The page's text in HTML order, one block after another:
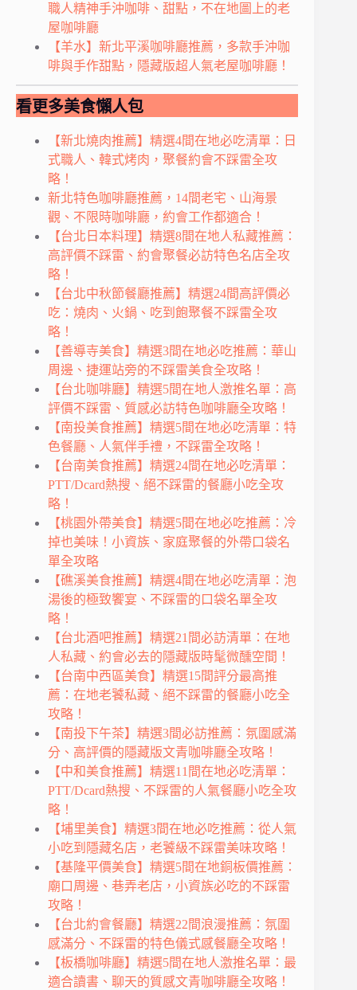
職人精神手沖咖啡、甜點，不在地圖上的老
屋咖啡廳
【羊水】新北平溪咖啡廳推薦，多款手沖咖
啡與手作甜點，隱藏版超人氣老屋咖啡廳！
看更多美食懶人包
【新北燒肉推薦】精選4間在地必吃清單：日
式職人、韓式烤肉，聚餐約會不踩雷全攻
略！
新北特色咖啡廳推薦，14間老宅、山海景
觀、不限時咖啡廳，約會工作都適合！
【台北日本料理】精選8間在地人私藏推薦：
高評價不踩雷、約會聚餐必訪特色名店全攻
略！
【台北中秋節餐廳推薦】精選24間高評價必
吃：燒肉、火鍋、吃到飽聚餐不踩雷全攻
略！
【善導寺美食】精選3間在地必吃推薦：華山
周邊、捷運站旁的不踩雷美食全攻略！
【台北咖啡廳】精選5間在地人激推名單：高
評價不踩雷、質感必訪特色咖啡廳全攻略！
【南投美食推薦】精選5間在地必吃清單：特
色餐廳、人氣伴手禮，不踩雷全攻略！
【台南美食推薦】精選24間在地必吃清單：
PTT/Dcard熱搜、絕不踩雷的餐廳小吃全攻
略！
【桃園外帶美食】精選5間在地必吃推薦：冷
掉也美味！小資族、家庭聚餐的外帶口袋名
單全攻略
【礁溪美食推薦】精選4間在地必吃清單：泡
湯後的極致饗宴、不踩雷的口袋名單全攻
略！
【台北酒吧推薦】精選21間必訪清單：在地
人私藏、約會必去的隱藏版時髦微醺空間！
【台南中西區美食】精選15間評分最高推
薦：在地老饕私藏、絕不踩雷的餐廳小吃全
攻略！
【南投下午茶】精選3間必訪推薦：氛圍感滿
分、高評價的隱藏版文青咖啡廳全攻略！
【中和美食推薦】精選11間在地必吃清單：
PTT/Dcard熱搜、不踩雷的人氣餐廳小吃全攻
略！
【埔里美食】精選3間在地必吃推薦：從人氣
小吃到隱藏名店，老饕級不踩雷美味攻略！
【基隆平價美食】精選5間在地銅板價推薦：
廟口周邊、巷弄老店，小資族必吃的不踩雷
攻略！
【台北約會餐廳】精選22間浪漫推薦：氛圍
感滿分、不踩雷的特色儀式感餐廳全攻略！
【板橋咖啡廳】精選5間在地人激推名單：最
適合讀書、聊天的質感文青咖啡廳全攻略！